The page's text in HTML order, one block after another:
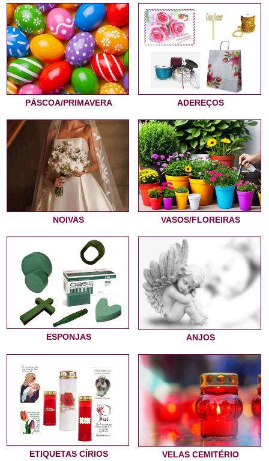
PÁSCOA/PRIMAVERA ADEREÇOS
NOIVAS VASOS/FLOREIRAS
ESPONJAS ANJOS
ETIQUETAS CÍRIOS VELAS CEMITÉRIO